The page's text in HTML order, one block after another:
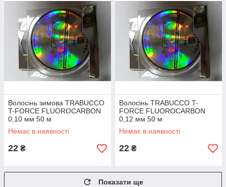
Волосінь зимова TRABUCCO
T-FORCE FLUOROCARBON
0,10 мм 50 м
Немає в наявності
22 ₴
Волосінь TRABUCCO T-
FORCE FLUOROCARBON
0,12 мм 50 м
Немає в наявності
22 ₴
Показати ще